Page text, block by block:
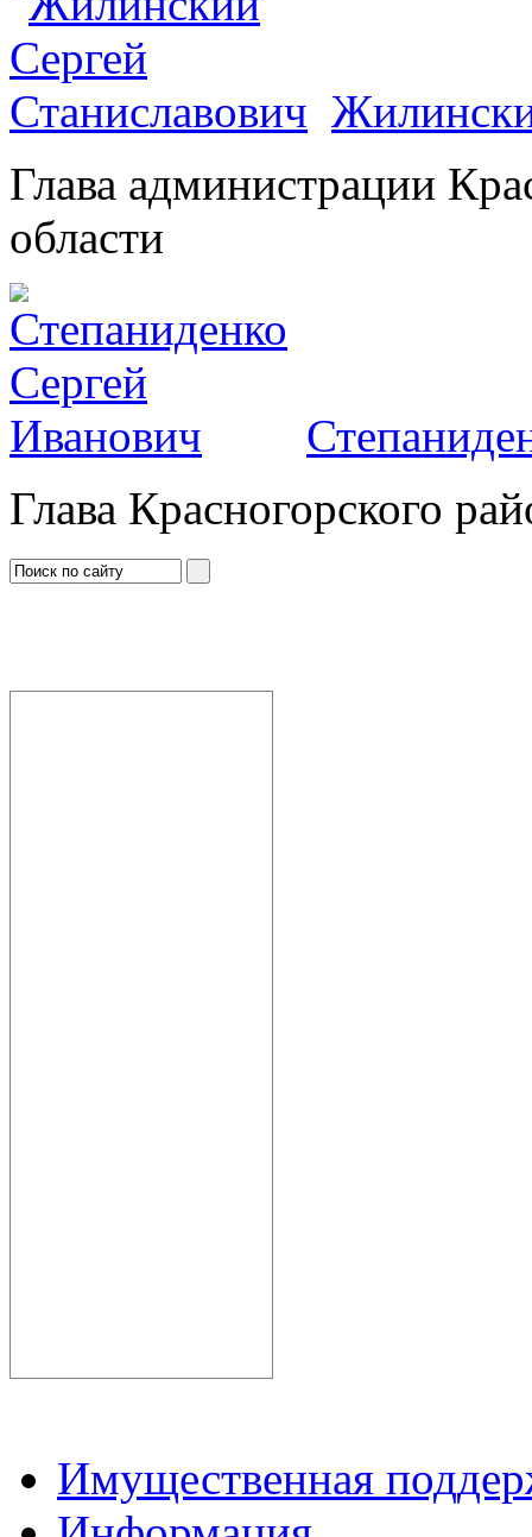
Глава администрации
области
Глава Красногорского
Имущественная